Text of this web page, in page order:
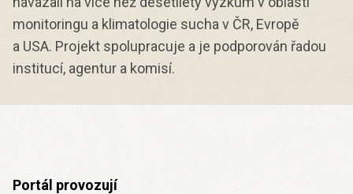
monitoringu a klimatologie sucha v ČR, Evropě
a USA. Projekt spolupracuje a je podporován řadou
institucí, agentur a komisí.
Portál provozují